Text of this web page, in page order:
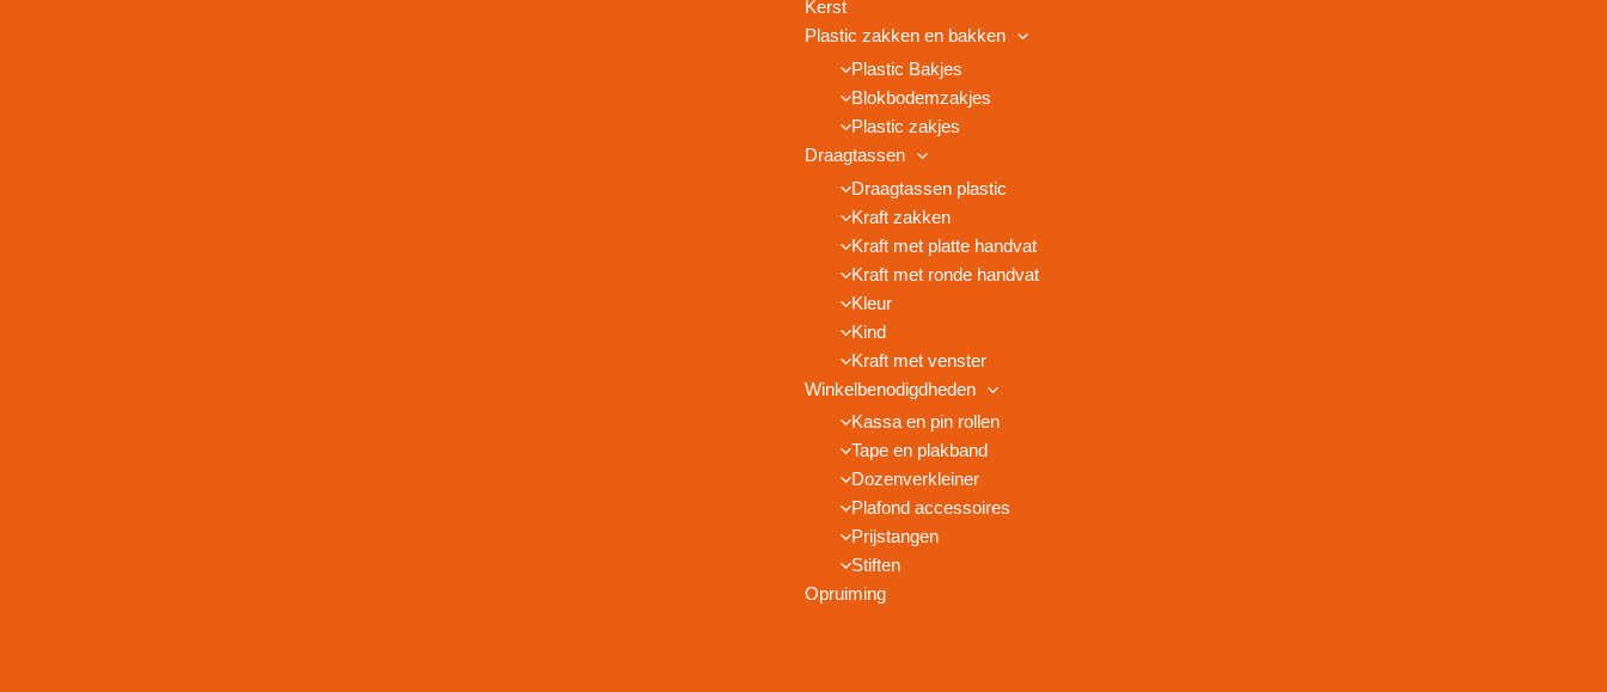
Kerst
Plastic zakken en bakken
Plastic Bakjes
Blokbodemzakjes
Plastic zakjes
Draagtassen
Draagtassen plastic
Kraft zakken
Kraft met platte handvat
Kraft met ronde handvat
Kleur
Kind
Kraft met venster
Winkelbenodigdheden
Kassa en pin rollen
Tape en plakband
Dozenverkleiner
Plafond accessoires
Prijstangen
Stiften
Opruiming